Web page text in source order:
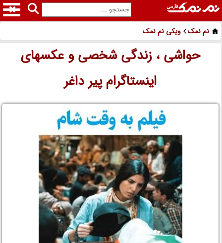
نم نمک ویکی نم نمک
حواشی ، زندگی شخصی و عکسهای
اینستاگرام پیر داغر